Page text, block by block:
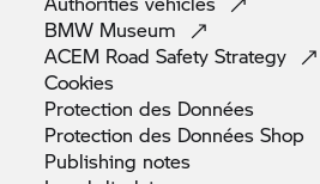
BMW Museum
ACEM Road SafetyStrategy
Cookies
Protection des Données
Protection des DonnéesShop
Publishing notes